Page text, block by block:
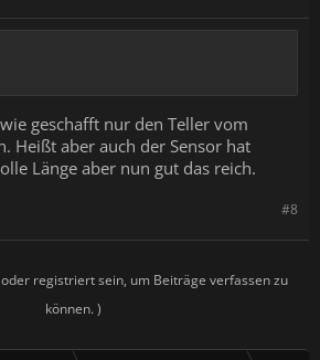
geschafft nur den Teller vom
Heißt aber auch der Sensor hat
Länge aber nun gut das reich.
#8
registriert sein, um Beiträge verfassen zu
können. )